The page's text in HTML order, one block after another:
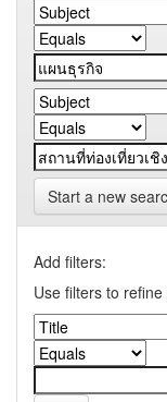
Start a new
Add filters:
Use filters to